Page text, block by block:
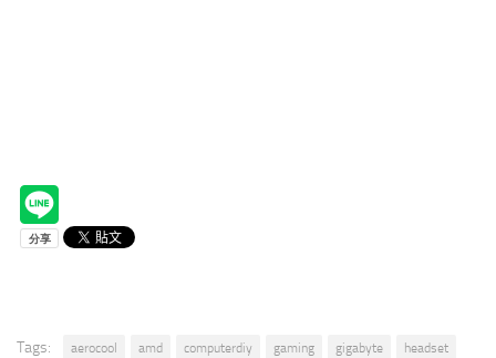
Tags: aerocool amd computerdiy gaming gigabyte
headset